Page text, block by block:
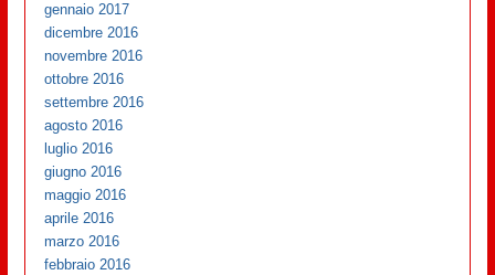
gennaio 2017
dicembre 2016
novembre 2016
ottobre 2016
settembre 2016
agosto 2016
luglio 2016
giugno 2016
maggio 2016
aprile 2016
marzo 2016
febbraio 2016